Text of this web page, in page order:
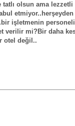
olsun ama lezzetli
etmiyor..herşeyden
işletmenin
verilir mi?Bir daha
otel değil..